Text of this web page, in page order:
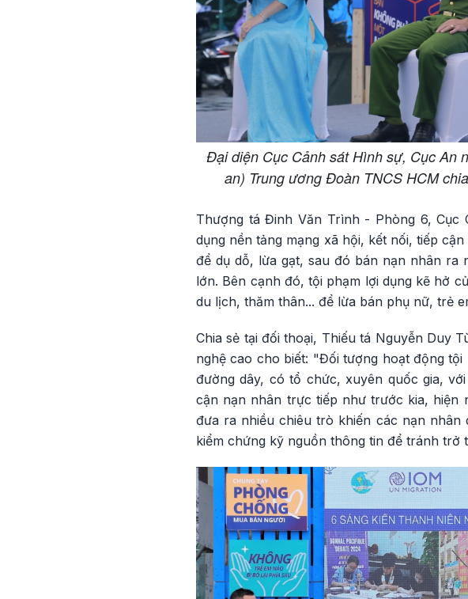
Đại diện Cục Cảnh sát Hình sự, Cục An
an) Trung ương Đoàn TNCS HCM
Thượng tá Đinh Văn Trình - Phòng 6,
dụng nền tảng mạng xã hội, kết nối, tiếp
để dụ dỗ, lừa gạt, sau đó bán nạn nhân ra
lớn. Bên cạnh đó, tội phạm lợi dụng kẽ hở
du lịch, thăm thân... để lừa bán phụ nữ, trẻ
Chia sẻ tại đối thoại, Thiếu tá Nguyễn Duy
nghệ cao cho biết: "Đối tượng hoạt động
đường dây, có tổ chức, xuyên quốc gia,
cận nạn nhân trực tiếp như trước kia, hiện
đưa ra nhiều chiêu trò khiến các nạn nhân
kiểm chứng kỹ nguồn thông tin để tránh